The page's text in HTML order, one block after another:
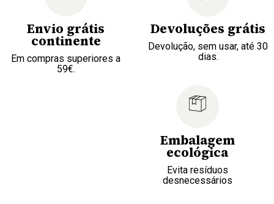
Envio grátis
continente
Em compras superiores a
59€.
Devoluções grátis
Devolução, sem usar, até 30
dias.
Embalagem
ecológica
Evita resíduos
desnecessários